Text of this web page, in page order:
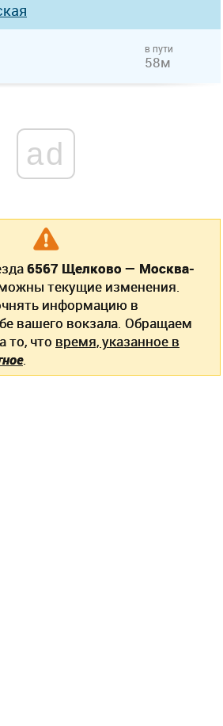
в пути
58м
ad
6567 Щелково — Москва-
текущие изменения.
информацию в
вашего вокзала. Обращаем
то, что время, указанное в
.